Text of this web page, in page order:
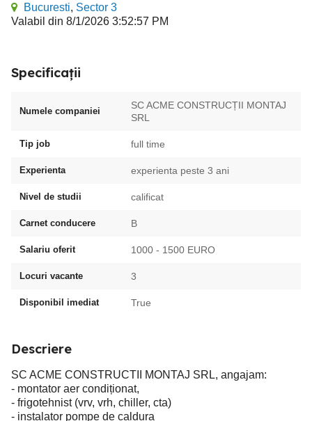
Bucuresti, Sector 3
Valabil din 8/1/2026 3:52:57 PM
Specificații
Numele companiei
SC ACME CONSTRUCȚII MONTAJ
SRL
Tip job full time
Experienta experienta peste 3 ani
Nivel de studii calificat
Carnet conducere B
Salariu oferit 1000 - 1500 EURO
Locuri vacante 3
Disponibil imediat True
Descriere
SC ACME CONSTRUCTII MONTAJ SRL, angajam:
- montator aer condiționat,
- frigotehnist (vrv, vrh, chiller, cta)
- instalator pompe de caldura